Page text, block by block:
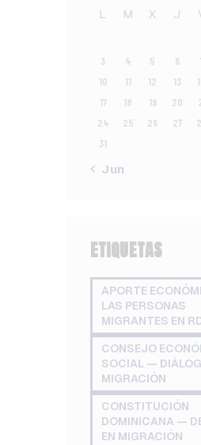
L
M X J
3
4 5 6
10
11 12 13
17
18 19 20
24
25 26 27
31
« Jun
ETIQUETAS
APORTE
LAS PERSONAS
MIGRANTES EN
CONSEJO
SOCIAL —
MIGRACIÓN
CONSTITUCIÓN
DOMINICANA —
EN MIGRACIÓN